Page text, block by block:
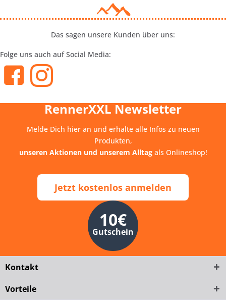
Das sagen unsere Kunden über uns:
Folge uns auch auf Social Media:
RennerXXL Newsletter
Melde Dich hier an und erhalte alle Infos zu neuen
Produkten,
unseren Aktionen und unserem Alltagals Onlineshop!
Jetzt kostenlos anmelden
10€
Gutschein
Kontakt
Vorteile